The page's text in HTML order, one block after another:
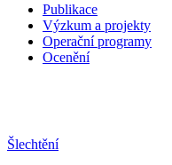
Publikace
Výzkum a projekty
Operační programy
Ocenění
Šlechtění